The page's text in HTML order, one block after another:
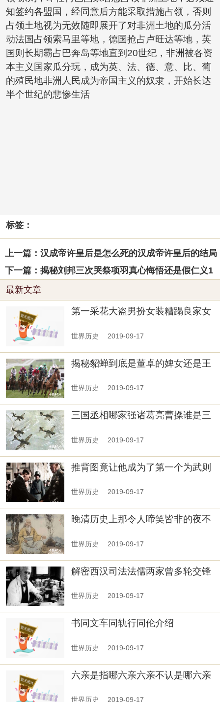
知签约各盟国，经同意后方能采取措施占领，否则
占领土地视为无效随即展开了对非洲土地的瓜分活
动法国占领索马里等地，德国抢占卢旺达等地，英
国则长期霸占巴奔岛等地直到20世纪，非洲被各资
本主义国家瓜分玩，成为英、法、德、意、比、葡
的殖民地非洲人民成为帝国主义的奴隶，开始长达
半个世纪的悲惨生活
标签：
上一篇：汉成帝许皇后是怎么死的汉成帝许皇后的结局
下一篇：揭秘刘邦三次哭祭项羽真心悔悟还是假仁义1
最新文章
第一采花大盗男扮女装糟蹋良家女
世界历史 2019-09-17
揭秘貂蝉到底是董卓的婢女还是王
世界历史 2019-09-17
三国丞相哪家强诸葛亮曹操谁是三
世界历史 2019-09-17
推背图竟让他成为了第一个为武则
世界历史 2019-09-17
晚清历史上那令人啼笑皆非的夜不
世界历史 2019-09-17
解密西汉司法法儒两家曾多轮交锋
世界历史 2019-09-17
书同文车同轨行同伦介绍
世界历史 2019-09-17
六亲是指哪六亲六亲不认是哪六亲
世界历史 2019-09-17